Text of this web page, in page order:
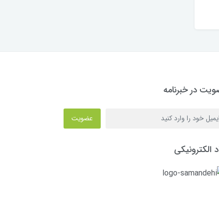
در خبرنامه
عضویت
الکترونیکی